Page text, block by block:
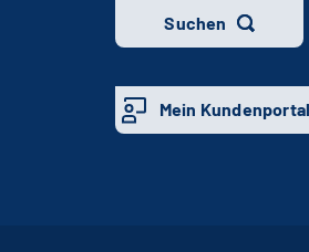
Suchen
Mein Kundenportal